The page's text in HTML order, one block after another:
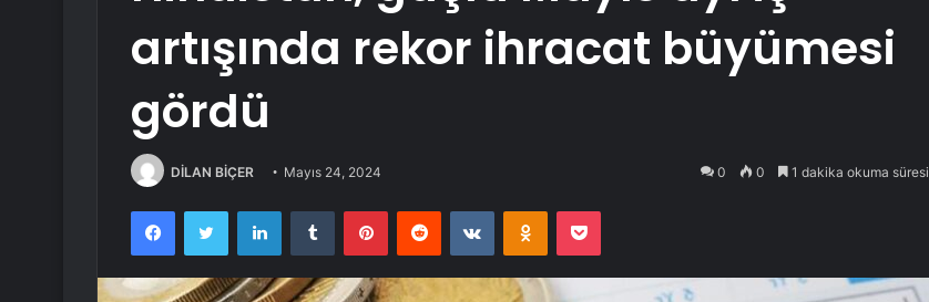
artışında rekor ihracat büyümesi
gördü
DİLAN BİÇER Mayıs 24, 2024 0 0 1 dakika okuma süresi
FacebookTwitter LinkedInTumblr PinterestReddit VKontakteOdnoklassniki
Pocket